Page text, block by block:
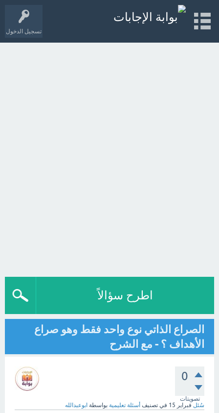
تسجيل الدخول
اطرح سؤالاً
الصراع الذاتي نوع واحد فقط وهو صراع
الأهداف ؟ - مع الشرح
0
تصويتات
سُئل فبراير 15 في تصنيف أسئلة تعليمية بواسطة ابوعبدالله